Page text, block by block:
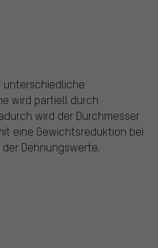
unterschiedliche
wird partiell durch
wird der Durchmesser
eine Gewichtsreduktion bei
Dehnungswerte.